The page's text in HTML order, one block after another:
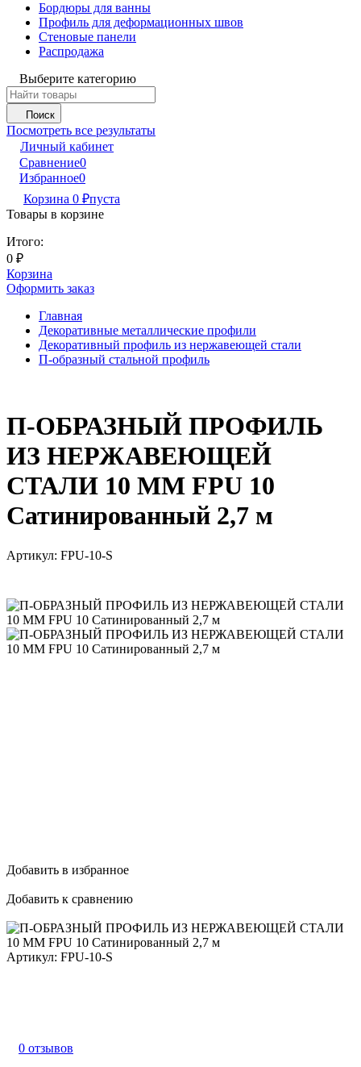
Бордюры для ванны
Профиль для деформационных швов
Стеновые панели
Распродажа
Выберите категорию
Поиск
Посмотреть все результаты
Личный кабинет
Сравнение0
Избранное0
Корзина 0 ₽пуста
Товары в корзине
Итого:
0 ₽
Корзина
Оформить заказ
Главная
Декоративные металлические профили
Декоративный профиль из нержавеющей стали
П-образный стальной профиль
П-ОБРАЗНЫЙ ПРОФИЛЬ
ИЗ НЕРЖАВЕЮЩЕЙ
СТАЛИ 10 ММ FPU 10
Сатинированный 2,7 м
Артикул: FPU-10-S
Добавить в избранное
Добавить к сравнению
Артикул: FPU-10-S
0 отзывов